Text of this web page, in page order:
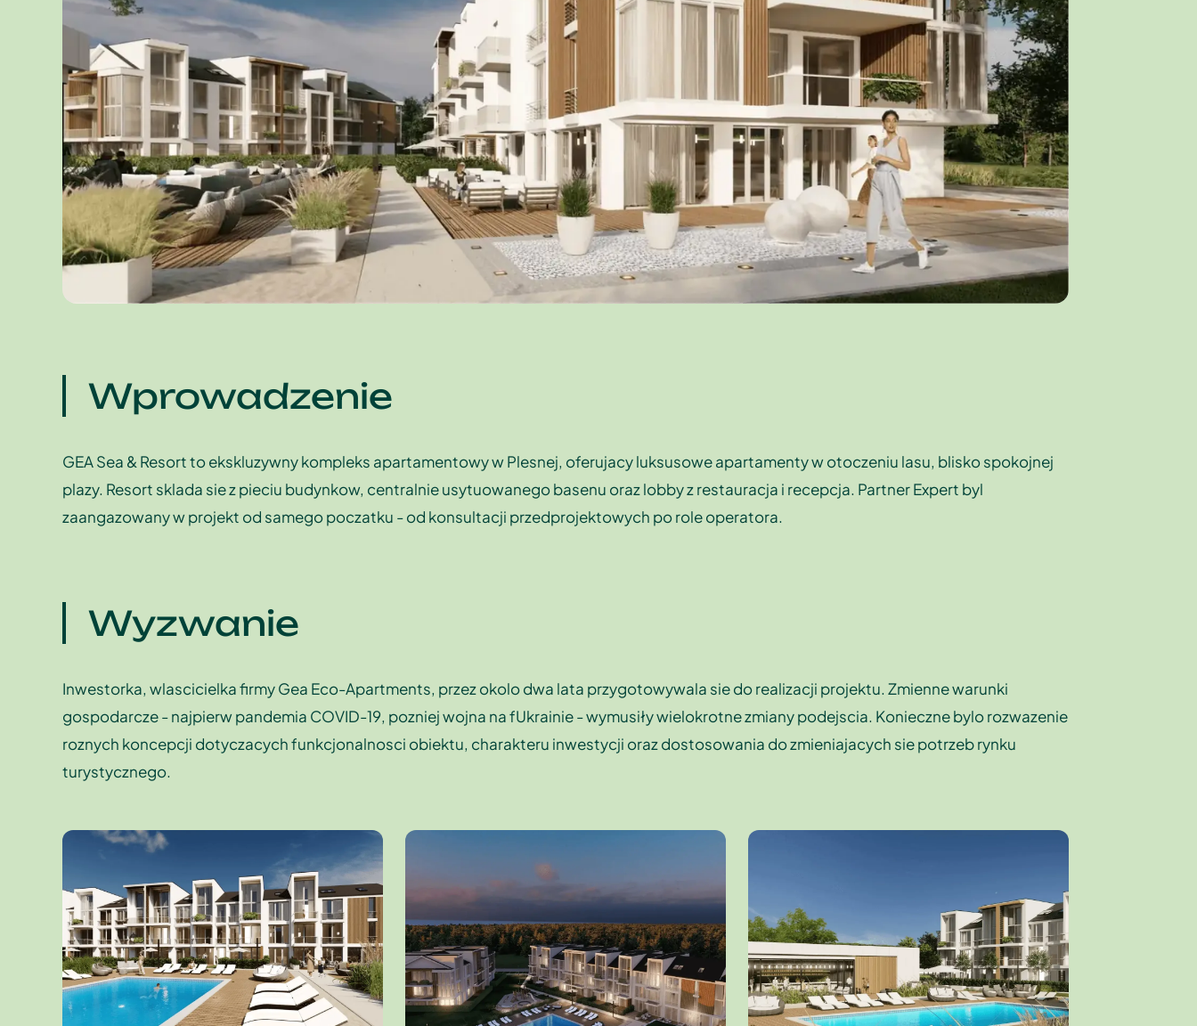
Wprowadzenie
GEA Sea & Resort to ekskluzywny kompleks apartamentowy w Plesnej, oferujacy luksusowe apartamenty w otoczeniu lasu, blisko spokojnej
plazy. Resort sklada sie z pieciu budynkow, centralnie usytuowanego basenu oraz lobby z restauracja i recepcja. Partner Expert byl
zaangazowany w projekt od samego poczatku - od konsultacji przedprojektowych po role operatora.
Wyzwanie
Inwestorka, wlascicielka firmy Gea Eco-Apartments, przez okolo dwa lata przygotowywala sie do realizacji projektu. Zmienne warunki
gospodarcze - najpierw pandemia COVID-19, pozniej wojna na fUkrainie - wymusiły wielokrotne zmiany podejscia. Konieczne bylo rozwazenie
roznych koncepcji dotyczacych funkcjonalnosci obiektu, charakteru inwestycji oraz dostosowania do zmieniajacych sie potrzeb rynku
turystycznego.